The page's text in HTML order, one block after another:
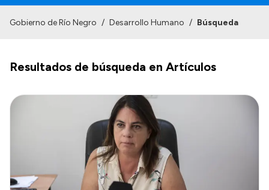
Misión
Autoridades
Transparencia
Gobierno de Río Negro / Desarrollo Humano / Búsqueda
Resultados de búsqueda en Artículos